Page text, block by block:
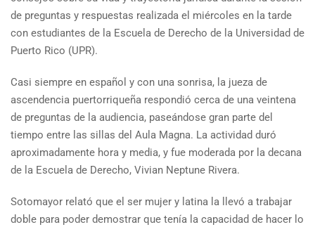
de preguntas y respuestas realizada el miércoles en la tarde
con estudiantes de la Escuela de Derecho de la Universidad de
Puerto Rico (UPR).
Casi siempre en español y con una sonrisa, la jueza de
ascendencia puertorriqueña respondió cerca de una veintena
de preguntas de la audiencia, paseándose gran parte del
tiempo entre las sillas del Aula Magna. La actividad duró
aproximadamente hora y media, y fue moderada por la decana
de la Escuela de Derecho, Vivian Neptune Rivera.
Sotomayor relató que el ser mujer y latina la llevó a trabajar
doble para poder demostrar que tenía la capacidad de hacer lo